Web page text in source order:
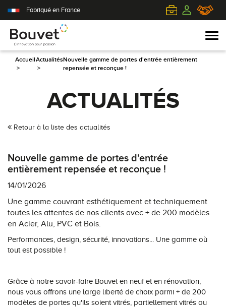
Fabriqué en France
Accueil
>
Actualités
>
Nouvelle gamme de portes d'entrée entièrement
repensée et reconçue !
ACTUALITÉS
Retour à la liste des actualités
Nouvelle gamme de portes d'entrée
entièrement repensée et reconçue !
14/01/2026
Une gamme couvrant esthétiquement et techniquement
toutes les attentes de nos clients avec + de 200 modèles
en Acier, Alu, PVC et Bois.
Performances, design, sécurité, innovations... Une gamme où
tout est possible !
Grâce à notre savoir-faire Bouvet en neuf et en rénovation,
nous vous offrons une large liberté de choix parmi + de 200
modèles de portes qu'ils soient vitrés, partiellement vitrés ou
Bois
Nos portes-fenêtres
Toutes nos fenêtres
Conseils pour choisir
Télécharger le catalogue
Tous nos volets
Conseils pour choisir
Demander un devis
Tous nos accessoires volets roulants
Télécharger le catalogue
PVC
Toutes nos portes d'entrée
Contemporaine
Classique
Conseils pour choisir
L'efficience industrielle
Le respect de l'environnement